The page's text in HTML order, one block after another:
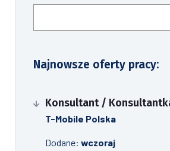
Najnowsze oferty pracy:
T-Mobile Polska
Dodane: wczoraj